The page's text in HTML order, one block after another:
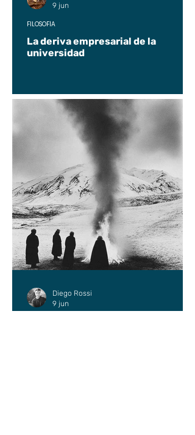
La deriva empresarial de la
universidad
FILOSOFÍA
9 jun
Diego Rossi
9 jun